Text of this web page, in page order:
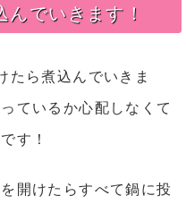
でいきます！
たら煮込んでいきま
ているか心配しなくて
す！
開けたらすべて鍋に投